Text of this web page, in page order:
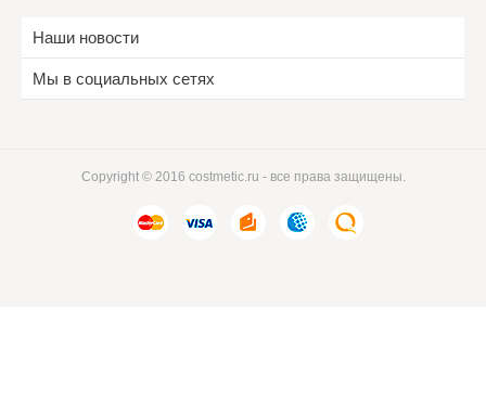
Наши новости
Мы в социальных сетях
Copyright © 2016 costmetic.ru - все права защищены.